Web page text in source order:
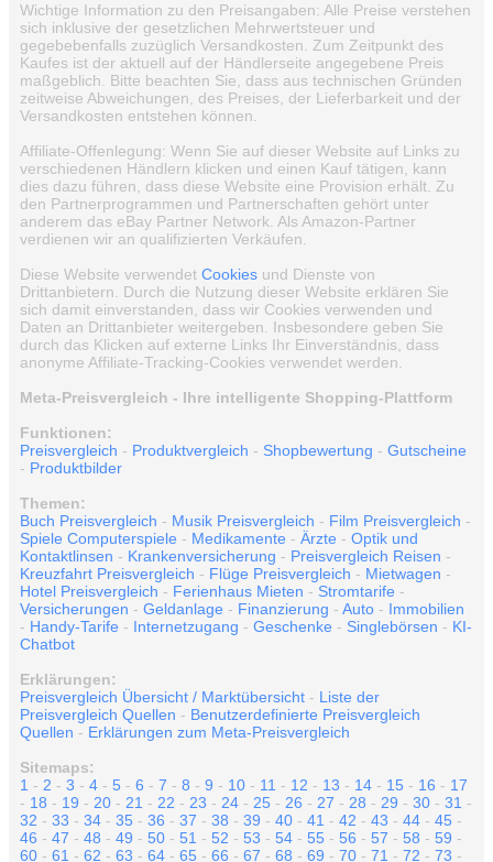
Wichtige Information zu den Preisangaben: Alle Preise verstehen
sich inklusive der gesetzlichen Mehrwertsteuer und
gegebebenfalls zuzüglich Versandkosten. Zum Zeitpunkt des
Kaufes ist der aktuell auf der Händlerseite angegebene Preis
maßgeblich. Bitte beachten Sie, dass aus technischen Gründen
zeitweise Abweichungen, des Preises, der Lieferbarkeit und der
Versandkosten entstehen können.
Affiliate-Offenlegung: Wenn Sie auf dieser Website auf Links zu
verschiedenen Händlern klicken und einen Kauf tätigen, kann
dies dazu führen, dass diese Website eine Provision erhält. Zu
den Partnerprogrammen und Partnerschaften gehört unter
anderem das eBay Partner Network. Als Amazon-Partner
verdienen wir an qualifizierten Verkäufen.
Diese Website verwendet Cookies und Dienste von
Drittanbietern. Durch die Nutzung dieser Website erklären Sie
sich damit einverstanden, dass wir Cookies verwenden und
Daten an Drittanbieter weitergeben. Insbesondere geben Sie
durch das Klicken auf externe Links Ihr Einverständnis, dass
anonyme Affiliate-Tracking-Cookies verwendet werden.
Meta-Preisvergleich - Ihre intelligente Shopping-Plattform
Funktionen:
Preisvergleich - Produktvergleich - Shopbewertung - Gutscheine
- Produktbilder
Themen:
Buch Preisvergleich - Musik Preisvergleich - Film Preisvergleich -
Spiele Computerspiele - Medikamente - Ärzte - Optik und
Kontaktlinsen - Krankenversicherung - Preisvergleich Reisen -
Kreuzfahrt Preisvergleich - Flüge Preisvergleich - Mietwagen -
Hotel Preisvergleich - Ferienhaus Mieten - Stromtarife -
Versicherungen - Geldanlage - Finanzierung - Auto - Immobilien
- Handy-Tarife - Internetzugang - Geschenke - Singlebörsen - KI-
Chatbot
Erklärungen:
Preisvergleich Übersicht / Marktübersicht - Liste der
Preisvergleich Quellen - Benutzerdefinierte Preisvergleich
Quellen - Erklärungen zum Meta-Preisvergleich
Sitemaps:
1 - 2 - 3 - 4 - 5 - 6 - 7 - 8 - 9 - 10 - 11 - 12 - 13 - 14 - 15 - 16 - 17
- 18 - 19 - 20 - 21 - 22 - 23 - 24 - 25 - 26 - 27 - 28 - 29 - 30 - 31 -
32 - 33 - 34 - 35 - 36 - 37 - 38 - 39 - 40 - 41 - 42 - 43 - 44 - 45 -
46 - 47 - 48 - 49 - 50 - 51 - 52 - 53 - 54 - 55 - 56 - 57 - 58 - 59 -
60 - 61 - 62 - 63 - 64 - 65 - 66 - 67 - 68 - 69 - 70 - 71 - 72 - 73 -